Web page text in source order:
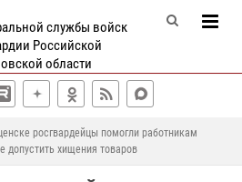
службы войск
Российской
области
росгвардейцы помогли работникам
допустить хищения товаров